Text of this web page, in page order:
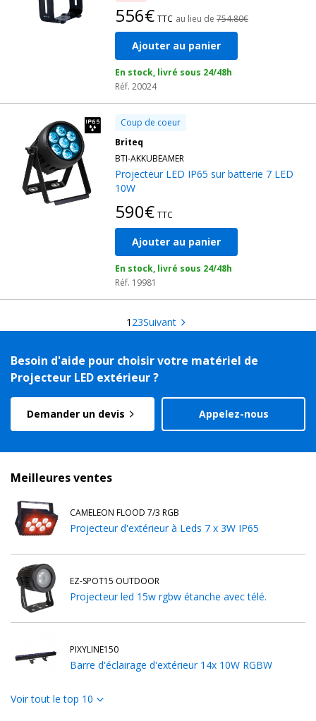
Besoin d'aide pour choisir votre matériel de
Projecteur LED extérieur ?
Demander un devis Appelez-nous
Meilleures ventes
CAMELEON FLOOD 7/3 RGB
Projecteur d'extérieur à Leds 7 x 3W IP65
EZ-SPOT15 OUTDOOR
Projecteur led 15w rgbw étanche avec télé.
PIXYLINE150
Barre d'éclairage d'extérieur 14x 10W RGBW
Voir tout le top 10
556€ TTC au lieu de 754.80€
Ajouter au panier
En stock, livré sous 24/48h
Réf. 20024
Coup de coeur
Briteq
BTI-AKKUBEAMER
Projecteur LED IP65 sur batterie 7 LED
10W
590€ TTC
Ajouter au panier
En stock, livré sous 24/48h
Réf. 19981
1 23Suivant